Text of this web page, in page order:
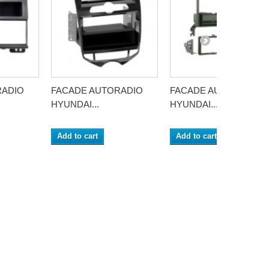
FACADE AUTORADIO
HYUNDAI...
Add to cart
FACADE AUTORADIO
HYUNDAI...
Add to cart